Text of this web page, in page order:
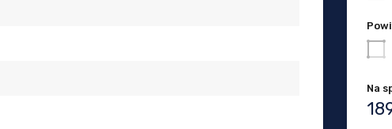
Na